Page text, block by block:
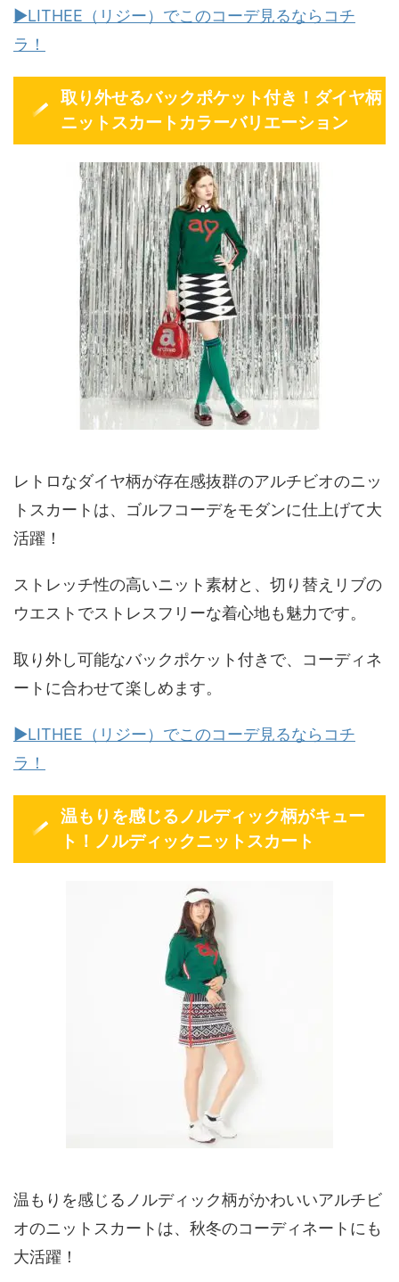
▶LITHEE（リジー）でこのコーデ見るならコチ
ラ！
取り外せるバックポケット付き！ダイヤ柄
ニットスカートカラーバリエーション
レトロなダイヤ柄が存在感抜群のアルチビオのニッ
トスカートは、ゴルフコーデをモダンに仕上げて大
活躍！
ストレッチ性の高いニット素材と、切り替えリブの
ウエストでストレスフリーな着心地も魅力です。
取り外し可能なバックポケット付きで、コーディネ
ートに合わせて楽しめます。
▶LITHEE（リジー）でこのコーデ見るならコチ
ラ！
温もりを感じるノルディック柄がキュー
ト！ノルディックニットスカート
温もりを感じるノルディック柄がかわいいアルチビ
オのニットスカートは、秋冬のコーディネートにも
大活躍！